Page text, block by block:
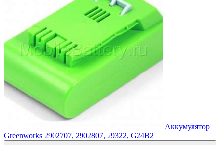
Аккумулятор
Greenworks 2902707, 2902807, 29322, G24B2